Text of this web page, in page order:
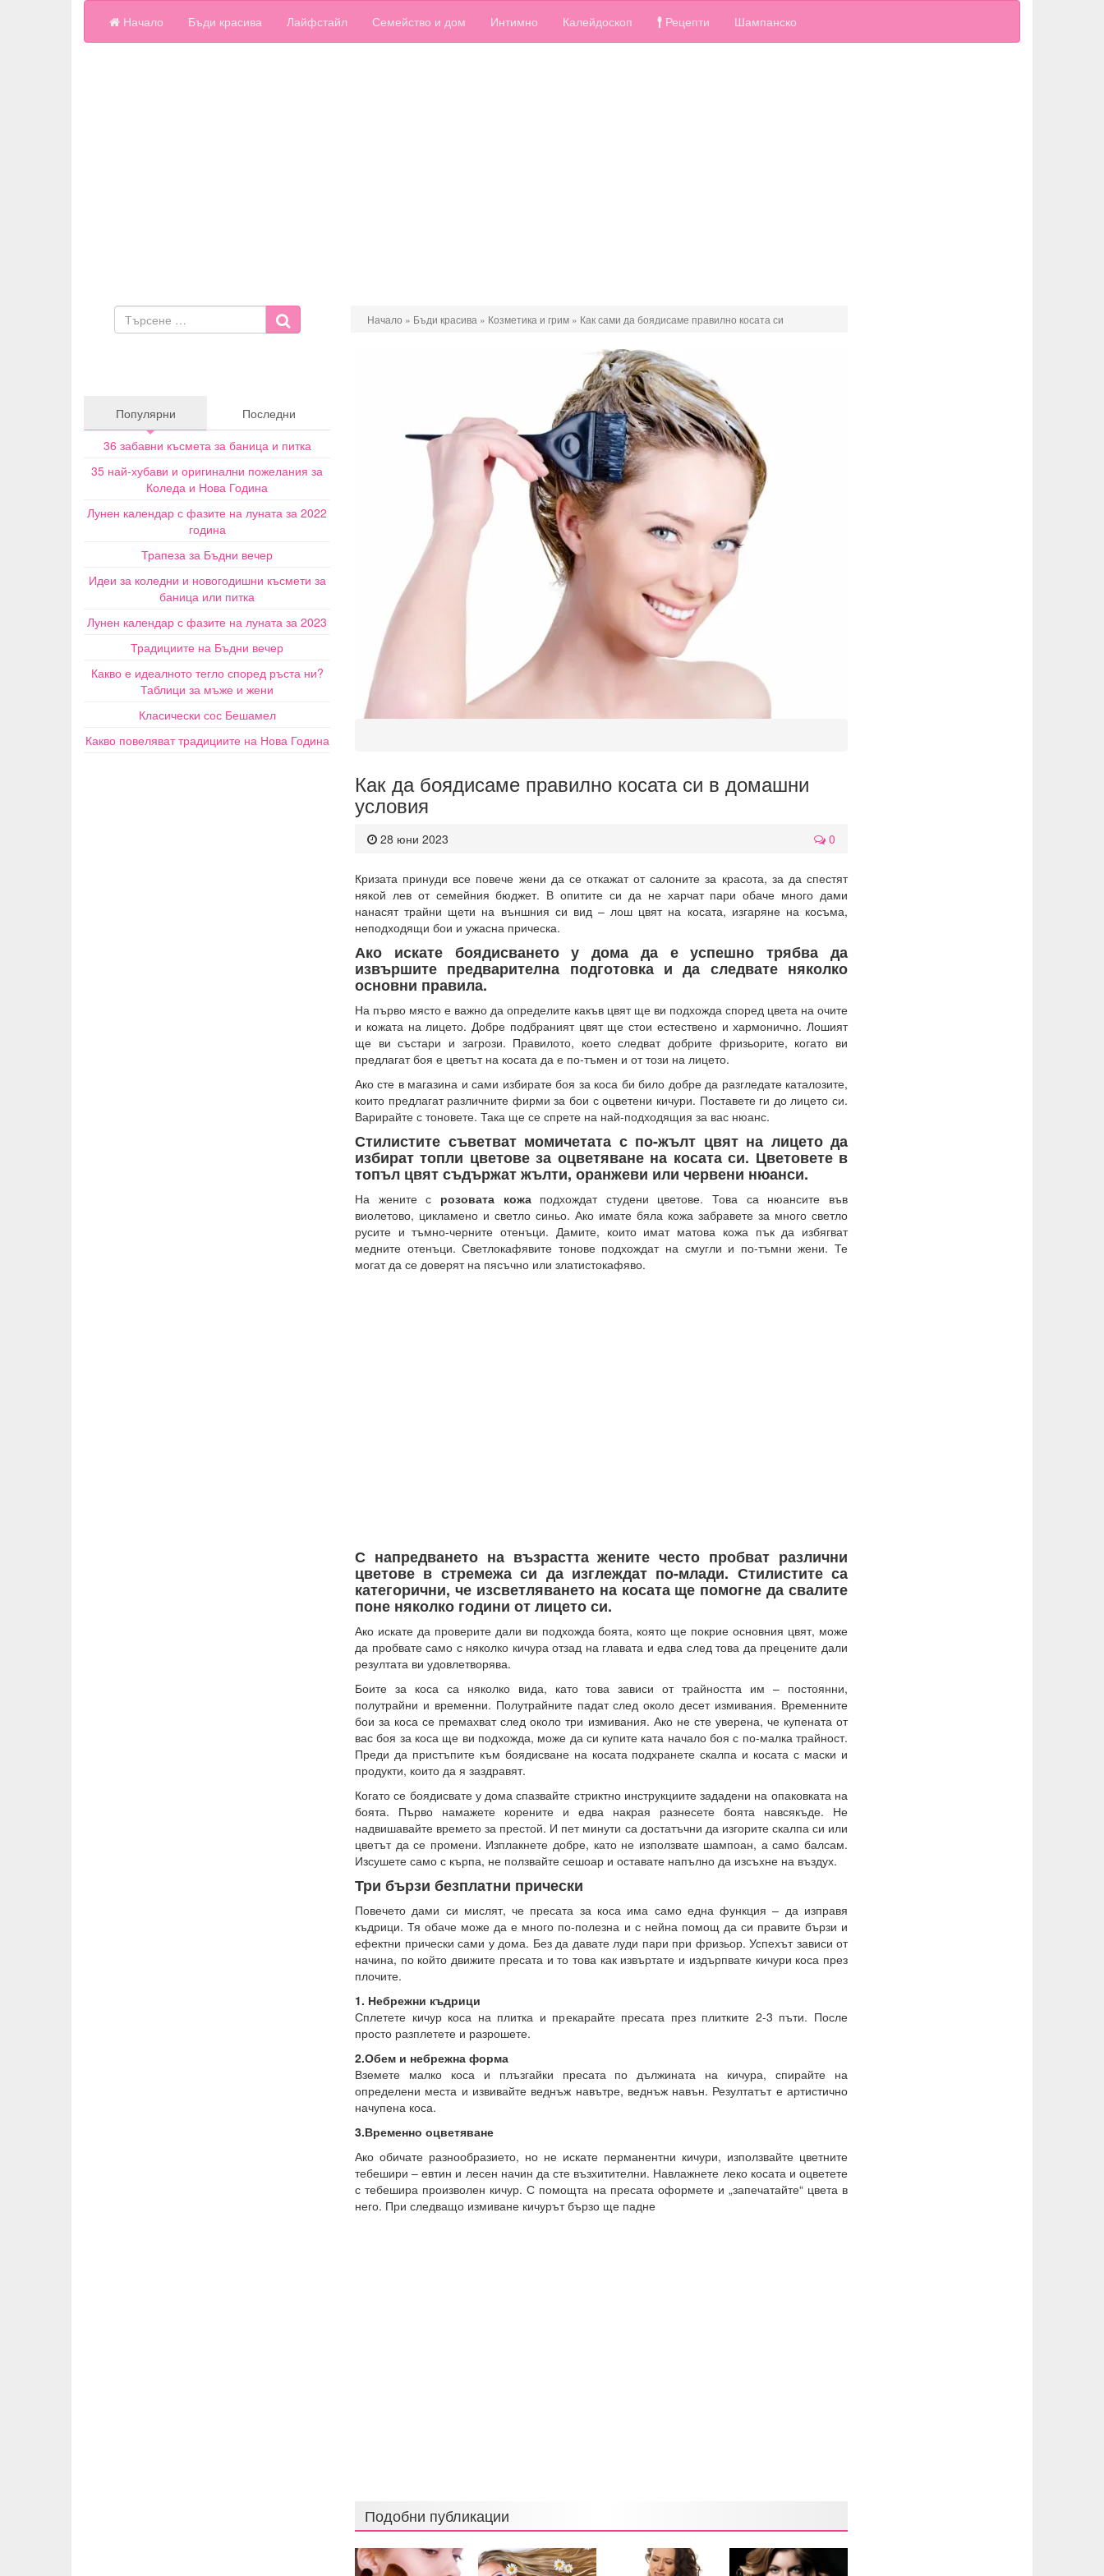
Начало Бъди красива Лайфстайл Семейство и дом Интимно Калейдоскоп Рецепти Шампанско
Начало » Бъди красива » Козметика и грим » Как сами да боядисаме правилно косата си
Как да боядисаме правилно косата си в домашни
условия
28 юни 2023 0
Кризата принуди все повече жени да се откажат от салоните за красота, за да спестят
някой лев от семейния бюджет. В опитите си да не харчат пари обаче много дами
нанасят трайни щети на външния си вид – лош цвят на косата, изгаряне на косъма,
неподходящи бои и ужасна прическа.
Ако искате боядисването у дома да е успешно трябва да
извършите предварителна подготовка и да следвате няколко
основни правила.
На първо място е важно да определите какъв цвят ще ви подхожда според цвета на очите
и кожата на лицето. Добре подбраният цвят ще стои естествено и хармонично. Лошият
ще ви състари и загрози. Правилото, което следват добрите фризьорите, когато ви
предлагат боя е цветът на косата да е по-тъмен и от този на лицето.
Ако сте в магазина и сами избирате боя за коса би било добре да разгледате каталозите,
които предлагат различните фирми за бои с оцветени кичури. Поставете ги до лицето си.
Варирайте с тоновете. Така ще се спрете на най-подходящия за вас нюанс.
Стилистите съветват момичетата с по-жълт цвят на лицето да
избират топли цветове за оцветяване на косата си. Цветовете в
топъл цвят съдържат жълти, оранжеви или червени нюанси.
На жените с розовата кожаподхождат студени цветове. Това са нюансите във
виолетово, цикламено и светло синьо. Ако имате бяла кожа забравете за много светло
русите и тъмно-черните отенъци. Дамите, които имат матова кожа пък да избягват
медните отенъци. Светлокафявите тонове подхождат на смугли и по-тъмни жени. Те
могат да се доверят на пясъчно или златистокафяво.
С напредването на възрастта жените често пробват различни
цветове в стремежа си да изглеждат по-млади. Стилистите са
категорични, че изсветляването на косата ще помогне да свалите
поне няколко години от лицето си.
Ако искате да проверите дали ви подхожда боята, която ще покрие основния цвят, може
да пробвате само с няколко кичура отзад на главата и едва след това да прецените дали
резултата ви удовлетворява.
Боите за коса са няколко вида, като това зависи от трайността им – постоянни,
полутрайни и временни. Полутрайните падат след около десет измивания. Временните
бои за коса се премахват след около три измивания. Ако не сте уверена, че купената от
вас боя за коса ще ви подхожда, може да си купите ката начало боя с по-малка трайност.
Преди да пристъпите към боядисване на косата подхранете скалпа и косата с маски и
продукти, които да я заздравят.
Когато се боядисвате у дома спазвайте стриктно инструкциите зададени на опаковката на
боята. Първо намажете корените и едва накрая разнесете боята навсякъде. Не
надвишавайте времето за престой. И пет минути са достатъчни да изгорите скалпа си или
цветът да се промени. Изплакнете добре, като не използвате шампоан, а само балсам.
Изсушете само с кърпа, не ползвайте сешоар и оставате напълно да изсъхне на въздух.
Три бързи безплатни прически
Повечето дами си мислят, че пресата за коса има само една функция – да изправя
къдрици. Тя обаче може да е много по-полезна и с нейна помощ да си правите бързи и
ефектни прически сами у дома. Без да давате луди пари при фризьор. Успехът зависи от
начина, по който движите пресата и то това как извъртате и издърпвате кичури коса през
плочите.
1. Небрежни къдрици
Сплетете кичур коса на плитка и прекарайте пресата през плитките 2-3 пъти. После
просто разплетете и разрошете.
2.Обем и небрежна форма
Вземете малко коса и плъзгайки пресата по дължината на кичура, спирайте на
определени места и извивайте веднъж навътре, веднъж навън. Резултатът е артистично
начупена коса.
3.Временно оцветяване
Ако обичате разнообразието, но не искате перманентни кичури, използвайте цветните
тебешири – евтин и лесен начин да сте възхитителни. Навлажнете леко косата и оцветете
с тебешира произволен кичур. С помощта на пресата оформете и „запечатайте“ цвета в
него. При следващо измиване кичурът бързо ще падне
Подобни публикации
Популярни
Последни
36 забавни късмета за баница и питка
35 най-хубави и оригинални пожелания за
Коледа и Нова Година
Лунен календар с фазите на луната за 2022
година
Трапеза за Бъдни вечер
Идеи за коледни и новогодишни късмети за
баница или питка
Лунен календар с фазите на луната за 2023
Традициите на Бъдни вечер
Какво е идеалното тегло според ръста ни?
Таблици за мъже и жени
Класически сос Бешамел
Какво повеляват традициите на Нова Година